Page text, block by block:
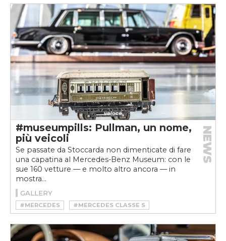
#museumpills: Pullman, un nome,
più veicoli
Se passate da Stoccarda non dimenticate di fare
una capatina al Mercedes-Benz Museum: con le
sue 160 vetture — e molto altro ancora — in
mostra...
NEWS
GALLERY
#MERCEDES
#MERCEDES CLASSE S
#MERCEDES LP 333
#MERCEDES MUSEUM
#MERCEDES NÜRBURG PULLMAN SALOON
#MERCEDES S600 PULLMAN SALOON V12